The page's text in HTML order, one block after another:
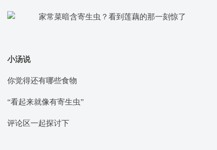
小汤说
你觉得还有哪些食物
“看起来就像有寄生虫”
评论区一起探讨下